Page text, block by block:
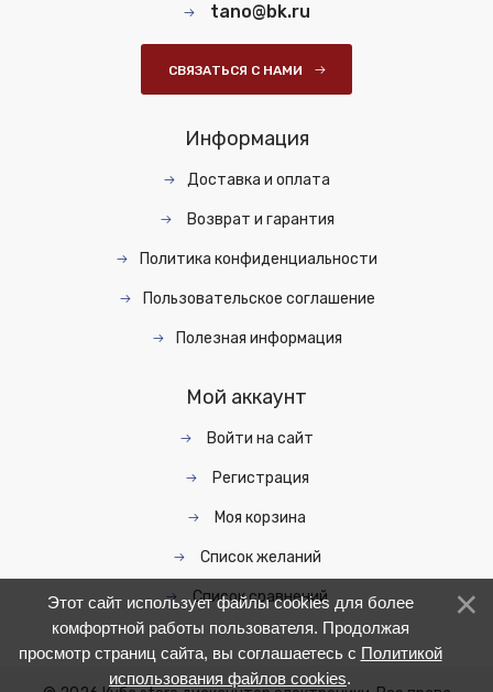
tano@bk.ru
СВЯЗАТЬСЯ С НАМИ
Информация
Доставка и оплата
Возврат и гарантия
Политика конфиденциальности
Пользовательское соглашение
Полезная информация
Мой аккаунт
Войти на сайт
Регистрация
Моя корзина
Список желаний
Список сравнений
Этот сайт использует файлы cookies для более
комфортной работы пользователя. Продолжая
просмотр страниц сайта, вы соглашаетесь с Политикой
использования файлов cookies.